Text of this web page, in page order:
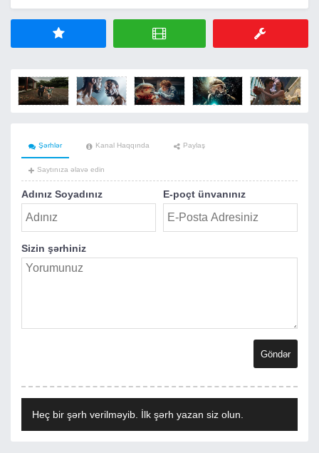
Şərhlər Kanal Haqqında Paylaş
Saytınıza əlavə edin
Adınız Soyadınız E-poçt ünvanınız
Sizin şərhiniz
Heç bir şərh verilməyib. İlk şərh yazan siz olun.